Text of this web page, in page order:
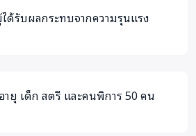
รับผลกระทบจากความรุนแรง
ยุ เด็ก สตรี และคนพิการ 50 คน